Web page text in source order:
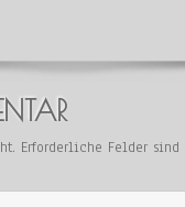
Erforderliche Felder